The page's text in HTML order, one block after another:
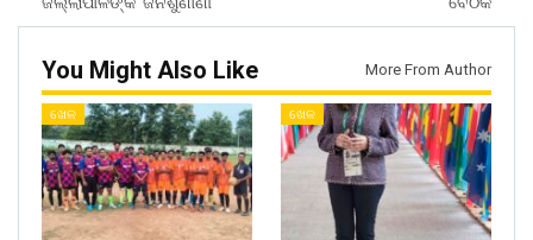
You Might Also Like More From Author
ଖେଳ ଖେଳ